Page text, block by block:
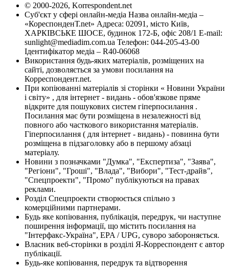
© 2000-2026, Korrespondent.net
Суб'єкт у сфері онлайн-медіа Назва онлайн-медіа –
«КореспонденТ.net» Адреса: 02091, місто Київ,
ХАРКІВСЬКЕ ШОСЕ, будинок 172-Б, офіс 208/1 E-mail:
sunlight@mediadim.com.ua Телефон: 044-205-43-00
Ідентифікатор медіа – R40-06068
Використання будь-яких матеріалів, розміщених на
сайті, дозволяється за умови посилання на
Корреспондент.net.
При копіюванні матеріалів зі сторінки « Новини України
і світу» , для інтернет - видань - обов'язкове пряме
відкрите для пошукових систем гіперпосилання .
Посилання має бути розміщена в незалежності від
повного або часткового використання матеріалів.
Гіперпосилання ( для інтернет - видань) - повинна бути
розміщена в підзаголовку або в першому абзаці
матеріалу.
Новини з позначками "Думка", "Експертиза", "Заява",
"Регіони", "Гроші", "Влада", "Вибори", "Тест-драйв",
"Спецпроекти", "Промо" публікуються на правах
реклами.
Розділ Спецпроекти створюється спільно з
комерційними партнерами.
Будь яке копіювання, публікація, передрук, чи наступне
поширення інформації, що містить посилання на
"Інтерфакс-Україна", EPA / UPG, суворо забороняється.
Власник веб-сторінки в розділі Я-Корреспондент є автор
публікації.
Будь-яке копіювання, передрук та відтворення